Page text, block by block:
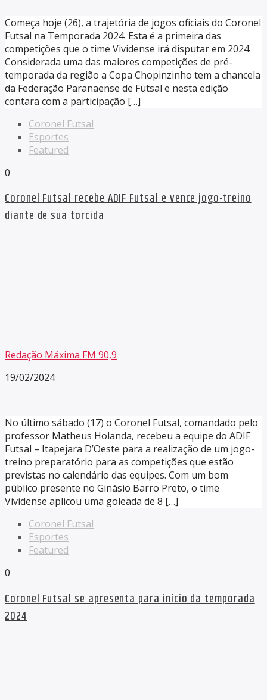
Começa hoje (26), a trajetória de jogos oficiais do Coronel
Futsal na Temporada 2024. Esta é a primeira das
competições que o time Vividense irá disputar em 2024.
Considerada uma das maiores competições de pré-
temporada da região a Copa Chopinzinho tem a chancela
da Federação Paranaense de Futsal e nesta edição
contara com a participação […]
Coronel Futsal
Esportes
Featured
0
Coronel Futsal recebe ADIF Futsal e vence jogo-treino
diante de sua torcida
Redação Máxima FM 90,9
19/02/2024
No último sábado (17) o Coronel Futsal, comandado pelo
professor Matheus Holanda, recebeu a equipe do ADIF
Futsal – Itapejara D’Oeste para a realização de um jogo-
treino preparatório para as competições que estão
previstas no calendário das equipes. Com um bom
público presente no Ginásio Barro Preto, o time
Vividense aplicou uma goleada de 8 […]
Coronel Futsal
Esportes
Featured
0
Coronel Futsal se apresenta para início da temporada
2024